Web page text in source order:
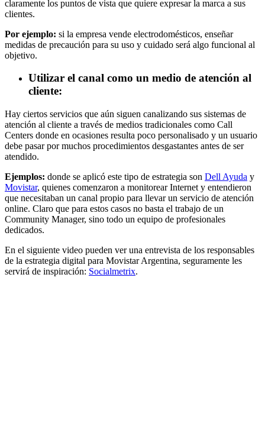
claramente los puntos de vista que quiere expresar la marca a sus
clientes.
Por ejemplo: si la empresa vende electrodomésticos, enseñar
medidas de precaución para su uso y cuidado será algo funcional al
objetivo.
Utilizar el canal como un medio de atención al
cliente:
Hay ciertos servicios que aún siguen canalizando sus sistemas de
atención al cliente a través de medios tradicionales como Call
Centers donde en ocasiones resulta poco personalisado y un usuario
debe pasar por muchos procedimientos desgastantes antes de ser
atendido.
Ejemplos: donde se aplicó este tipo de estrategia son Dell Ayuda y
Movistar, quienes comenzaron a monitorear Internet y entendieron
que necesitaban un canal propio para llevar un servicio de atención
online. Claro que para estos casos no basta el trabajo de un
Community Manager, sino todo un equipo de profesionales
dedicados.
En el siguiente video pueden ver una entrevista de los responsables
de la estrategia digital para Movistar Argentina, seguramente les
servirá de inspiración: Socialmetrix.